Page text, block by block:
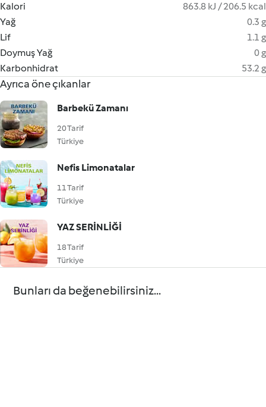
Kalori
863.8 kJ / 206.5 kcal
Yağ
0.3 g
Lif
1.1 g
Doymuş Yağ
0 g
Karbonhidrat
53.2 g
Ayrıca öne çıkanlar
Barbekü Zamanı
20 Tarif
Türkiye
Nefis Limonatalar
11 Tarif
Türkiye
YAZ SERİNLİĞİ
18 Tarif
Türkiye
Bunları da beğenebilirsiniz...